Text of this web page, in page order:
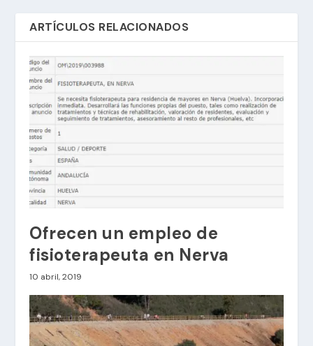
ARTÍCULOS RELACIONADOS
Ofrecen un empleo de
fisioterapeuta en Nerva
10 abril, 2019